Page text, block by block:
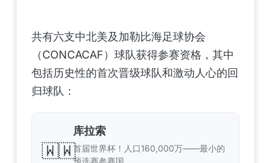
共有六支中北美及加勒比海足球协会
（CONCACAF）球队获得参赛资格，其中
包括历史性的首次晋级球队和激动人心的回
归球队：
🇼🇼
库拉索
首届世界杯！人口160,000万——最小的
预选赛参赛国